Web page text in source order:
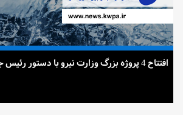
افتتاح 4 پروژه بزرگ وزارت نیرو با دستور رئیس جمهور